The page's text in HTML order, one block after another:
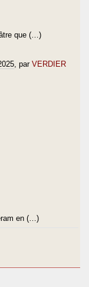
que (…)
, par VERDIER
en (…)